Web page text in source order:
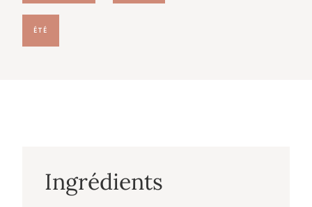
ÉTÉ
Ingrédients